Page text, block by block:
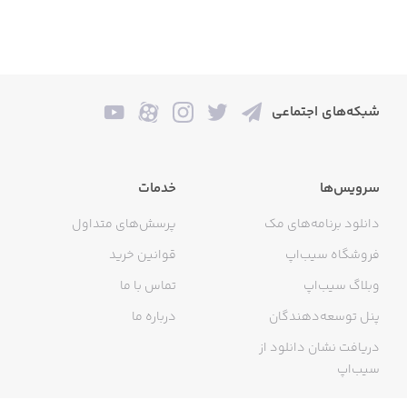
شبکه‌های اجتماعی
سرویس‌ها
دانلود برنامه‌های مک
فروشگاه سیب‌اپ
وبلاگ سیب‌اپ
پنل توسعه‌دهندگان
دریافت نشان دانلود از
سیب‌اپ
خدمات
پرسش‌های متداول
قوانین خرید
تماس با ما
درباره ما